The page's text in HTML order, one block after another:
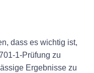
dass es wichtig ist,
1-Prüfung zu
Ergebnisse zu